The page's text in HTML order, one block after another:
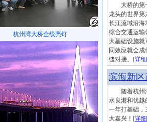
杭州湾大桥全线亮灯
大桥的第一
龙头的世界第
长江流域沿海
综合交通运输
大基础设施
同效应就会
缝对接。[详细
滨海新
随着杭州湾
水良港和优越
一年打基础，
大嘉兴！ [详细